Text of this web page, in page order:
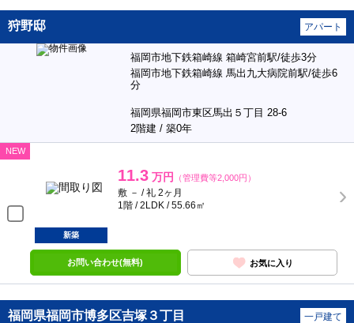
狩野邸 アパート
福岡市地下鉄箱崎線 箱崎宮前駅/徒歩3分
福岡市地下鉄箱崎線 馬出九大病院前駅/徒歩6
分
福岡県福岡市東区馬出５丁目 28-6
2階建 / 築0年
NEW
11.3 万円 （管理費等2,000円）
敷 － / 礼 2ヶ月
1階 / 2LDK / 55.66㎡
新築
お問い合わせ(無料) お気に入り
福岡県福岡市博多区吉塚３丁目 一戸建て